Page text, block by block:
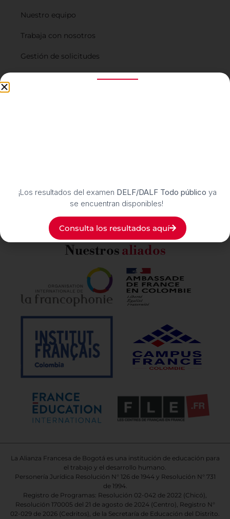
Nuestro equipo
Trabaja con nosotros
Gestión de solicitudes
Síguenosen nuestras redes sociales
Nuestrosaliados
La Alianza Francesa de Bogotá es una institución de educación para
el trabajo y el desarrollo humano.
Personería Jurídica Resolución N° 126 de 1944 y Resolución N° 731
de 1994.
Registro de Programas: Resolución 02-042 de 2022 (Chicó),
Resolución 170005 del 21 de agosto de 2024 (Centro), Registro N°
02-029 de 2026 (Cedritos), de la Secretaría de Educación del Distrito.
¡Los resultados del examen DELF/DALF Todo público ya
se encuentran disponibles!
Consulta los resultados aquí